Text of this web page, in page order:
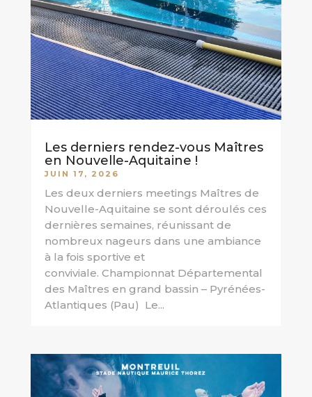
Les derniers rendez-vous Maîtres
en Nouvelle-Aquitaine !
JUIN 17, 2026
Les deux derniers meetings Maîtres de
Nouvelle-Aquitaine se sont déroulés ces
dernières semaines, réunissant de
nombreux nageurs dans une ambiance
à la fois sportive et
conviviale. Championnat Départemental
des Maîtres en grand bassin – Pyrénées-
Atlantiques (Pau) Le...